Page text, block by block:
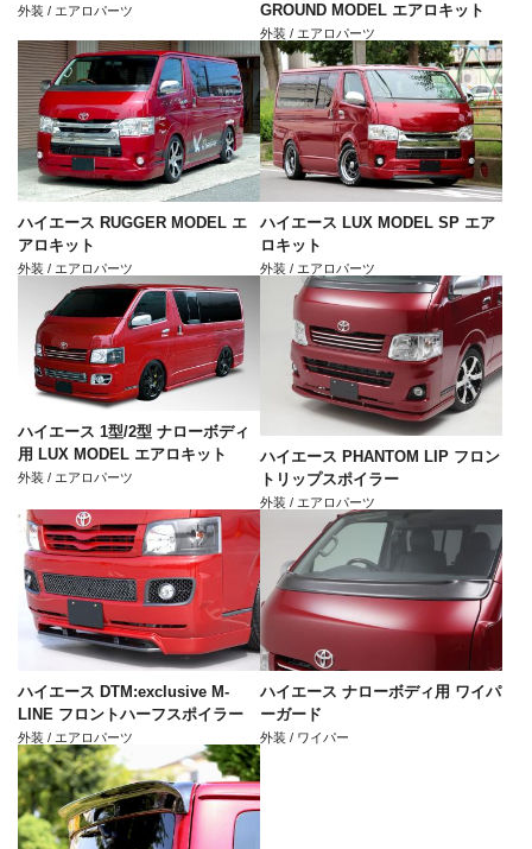
外装 / エアロパーツ
GROUND MODEL エアロキット
外装 / エアロパーツ
ハイエース RUGGER MODEL エ
アロキット
外装 / エアロパーツ
ハイエース LUX MODEL SP エア
ロキット
外装 / エアロパーツ
ハイエース 1型/2型 ナローボディ
用 LUX MODEL エアロキット
外装 / エアロパーツ
ハイエース PHANTOM LIP フロン
トリップスポイラー
外装 / エアロパーツ
ハイエース DTM:exclusive M-
LINE フロントハーフスポイラー
外装 / エアロパーツ
ハイエース ナローボディ用 ワイパ
ーガード
外装 / ワイパー